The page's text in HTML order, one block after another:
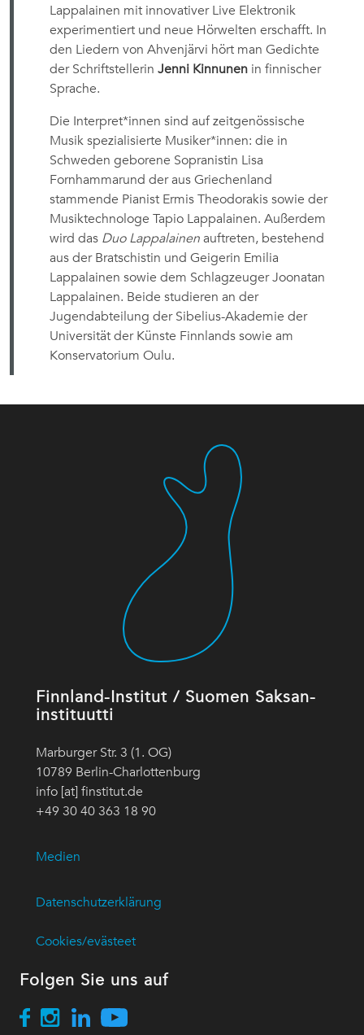
Lappalainen mit innovativer Live Elektronik
experimentiert und neue Hörwelten erschafft. In
den Liedern von Ahvenjärvi hört man Gedichte
der Schriftstellerin Jenni Kinnunen in finnischer
Sprache.
Die Interpret*innen sind auf zeitgenössische
Musik spezialisierte Musiker*innen: die in
Schweden geborene Sopranistin Lisa
Fornhammarund der aus Griechenland
stammende Pianist Ermis Theodorakis sowie der
Musiktechnologe Tapio Lappalainen. Außerdem
wird das Duo Lappalainen auftreten, bestehend
aus der Bratschistin und Geigerin Emilia
Lappalainen sowie dem Schlagzeuger Joonatan
Lappalainen. Beide studieren an der
Jugendabteilung der Sibelius-Akademie der
Universität der Künste Finnlands sowie am
Konservatorium Oulu.
Finnland-Institut / Suomen Saksan-
instituutti
Marburger Str. 3 (1. OG)
10789 Berlin-Charlottenburg
info [at] finstitut.de
+49 30 40 363 18 90
Medien
Datenschutzerklärung
Cookies/evästeet
Folgen Sie uns auf